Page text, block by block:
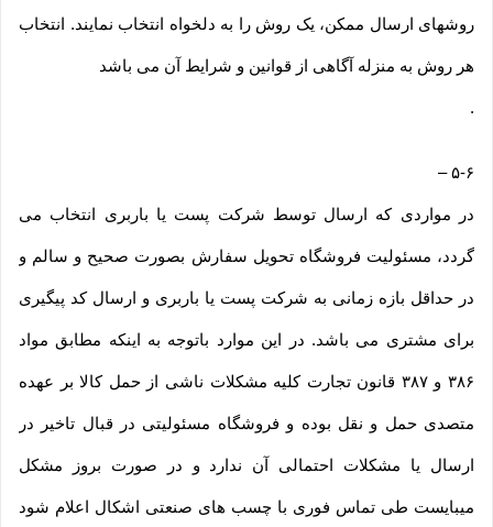
روشهای ارسال ممکن، یک روش را به دلخواه انتخاب نمایند. انتخاب
هر روش به منزله آگاهی از قوانین و شرایط آن می باشد
.
۵-۶–
در مواردی که ارسال توسط شرکت پست یا باربری انتخاب می
گردد، مسئولیت فروشگاه تحویل سفارش بصورت صحیح و سالم و
در حداقل بازه زمانی به شرکت پست یا باربری و ارسال کد پیگیری
برای مشتری می باشد. در این موارد باتوجه به اینکه مطابق مواد
۳۸۶ و ۳۸۷ قانون تجارت کلیه مشکلات ناشی از حمل کالا بر عهده
متصدی حمل و نقل بوده و فروشگاه مسئولیتی در قبال تاخیر در
ارسال یا مشکلات احتمالی آن ندارد و در صورت بروز مشکل
میبایست طی تماس فوری با چسب های صنعتی اشکال اعلام شود